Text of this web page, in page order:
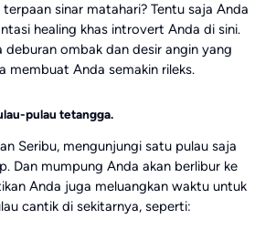
sinar matahari? Tentu saja Anda
healing khas introvert Anda di sini.
deburan ombak dan desir angin yang
membuat Anda semakin rileks.
pulau tetangga.
Seribu, mengunjungi satu pulau saja
Dan mumpung Anda akan berlibur ke
Anda juga meluangkan waktu untuk
cantik di sekitarnya, seperti: